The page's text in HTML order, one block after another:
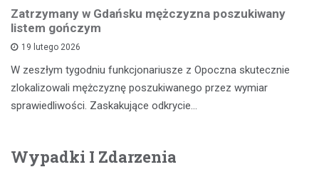
Zatrzymany w Gdańsku mężczyzna poszukiwany
listem gończym
19 lutego 2026
W zeszłym tygodniu funkcjonariusze z Opoczna skutecznie
zlokalizowali mężczyznę poszukiwanego przez wymiar
sprawiedliwości. Zaskakujące odkrycie…
Wypadki I Zdarzenia